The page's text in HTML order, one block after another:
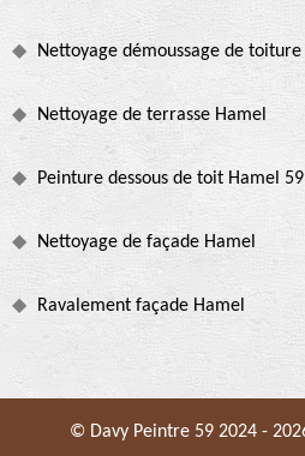
Nettoyage démoussage de
Nettoyage de terrasse Hamel
Peinture dessous de toit Hamel
Nettoyage de façade Hamel
Ravalement façade Hamel
© Davy Peintre 59 2024 -